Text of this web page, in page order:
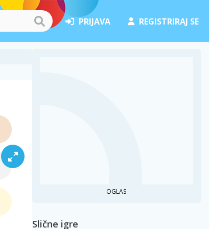
PRIJAVA REGISTRIRAJ SE
OGLAS
Slične igre